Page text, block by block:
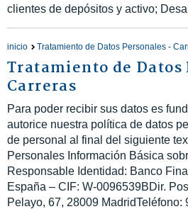
clientes de depósitos y activo;
inicio Tratamiento de Datos Personales -
Tratamiento de Datos
Carreras
Para poder recibir sus datos es
autorice nuestra política de datos
de personal al final del siguiente
Personales Información Básica
Responsable Identidad: Banco
España – CIF: W-0096539BDir.
Pelayo, 67, 28009 MadridTeléfono: